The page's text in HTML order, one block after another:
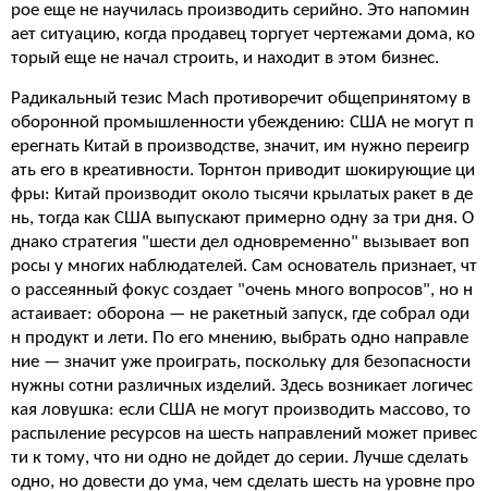
рое еще не научилась производить серийно. Это напомин
ает ситуацию, когда продавец торгует чертежами дома, ко
торый еще не начал строить, и находит в этом бизнес.
Радикальный тезис Mach противоречит общепринятому в
оборонной промышленности убеждению: США не могут п
ерегнать Китай в производстве, значит, им нужно переигр
ать его в креативности. Торнтон приводит шокирующие ци
фры: Китай производит около тысячи крылатых ракет в де
нь, тогда как США выпускают примерно одну за три дня. О
днако стратегия "шести дел одновременно" вызывает воп
росы у многих наблюдателей. Сам основатель признает, чт
о рассеянный фокус создает "очень много вопросов", но н
астаивает: оборона — не ракетный запуск, где собрал оди
н продукт и лети. По его мнению, выбрать одно направле
ние — значит уже проиграть, поскольку для безопасности
нужны сотни различных изделий. Здесь возникает логичес
кая ловушка: если США не могут производить массово, то
распыление ресурсов на шесть направлений может привес
ти к тому, что ни одно не дойдет до серии. Лучше сделать
одно, но довести до ума, чем сделать шесть на уровне про